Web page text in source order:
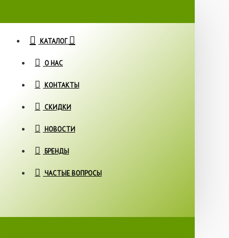
КАТАЛОГ
О НАС
КОНТАКТЫ
СКИДКИ
НОВОСТИ
БРЕНДЫ
ЧАСТЫЕ ВОПРОСЫ